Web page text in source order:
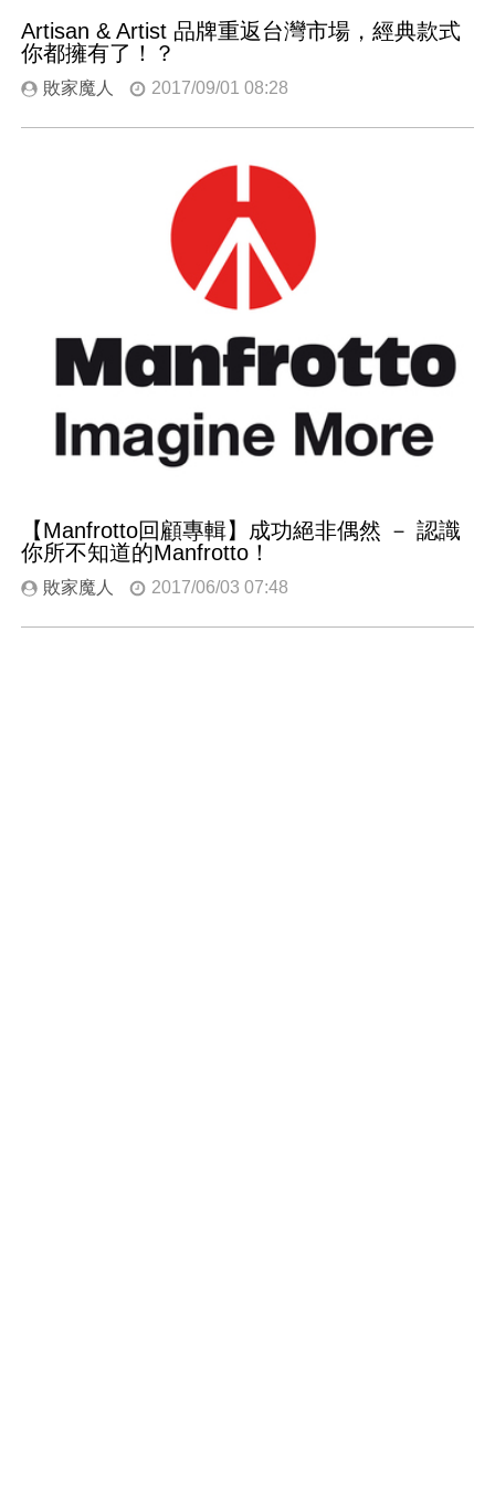
Artisan & Artist 品牌重返台灣市場，經典款式
你都擁有了！？
敗家魔人 2017/09/01 08:28
【Manfrotto回顧專輯】成功絕非偶然 － 認識
你所不知道的Manfrotto！
敗家魔人 2017/06/03 07:48